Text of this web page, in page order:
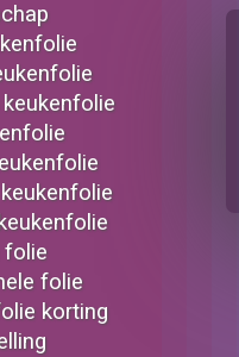
folie
folie
korting